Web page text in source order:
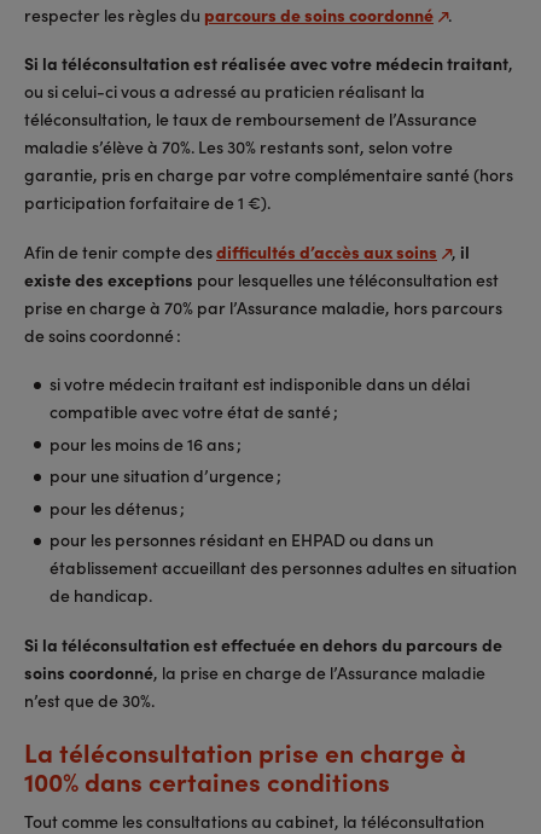
respecter les règles du parcours de soins coordonné .
Si la téléconsultation est réalisée avec votre médecin traitant,
ou si celui-ci vous a adressé au praticien réalisant la
téléconsultation, le taux de remboursement de l’Assurance
maladie s’élève à 70%. Les 30% restants sont, selon votre
garantie, pris en charge par votre complémentaire santé (hors
participation forfaitaire de 1 €).
Afin de tenir compte desdifficultés d’accès aux soins , il
existe des exceptions pour lesquelles une téléconsultation est
prise en charge à 70% par l’Assurance maladie, hors parcours
de soins coordonné :
si votre médecin traitant est indisponible dans un délai
compatible avec votre état de santé ;
pour les moins de 16 ans ;
pour une situation d’urgence ;
pour les détenus ;
pour les personnes résidant en EHPAD ou dans un
établissement accueillant des personnes adultes en situation
de handicap.
Si la téléconsultation est effectuéeen dehors du parcours de
soins coordonné, la prise en charge de l’Assurance maladie
n’est que de 30%.
La téléconsultation prise en charge à
100% dans certaines conditions
Tout comme les consultations au cabinet, la téléconsultation